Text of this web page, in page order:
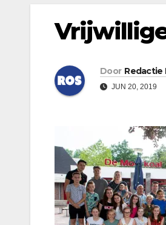
Door Redactie
JUN 20, 2019